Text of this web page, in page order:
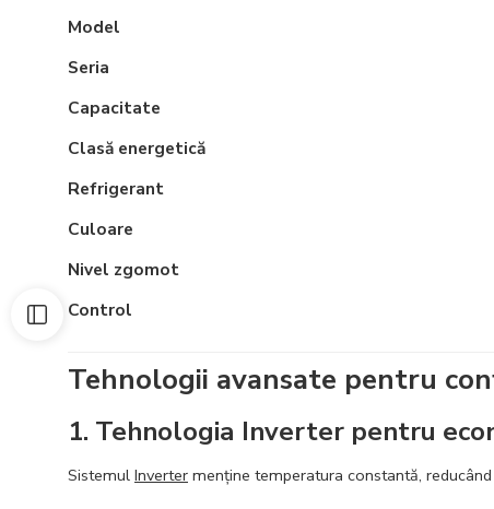
Model
Seria
Capacitate
Clasă energetică
Refrigerant
Culoare
Nivel zgomot
Control
Tehnologii avansate pentru
1. Tehnologia Inverter pentru
Sistemul Inverter menține temperatura constantă,